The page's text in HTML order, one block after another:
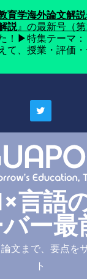
言語
ー最
文まで、要点を
ト
育学海外論文解
説』の最新号（第
！▶特集テーマ：
て、授業・評価・